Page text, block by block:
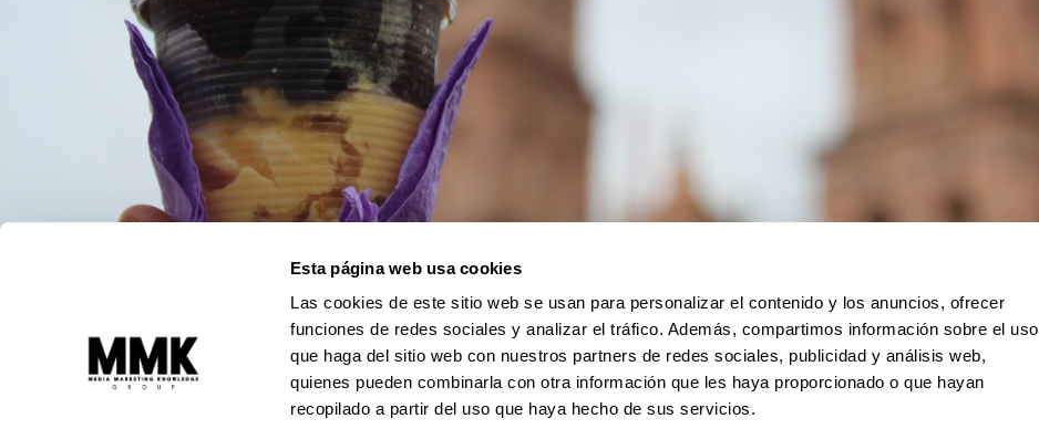
Esta página web usa cookies
Las cookies de este sitio web se usan para personalizar el contenido y los anuncios, ofrecer
funciones de redes sociales y analizar el tráfico. Además, compartimos información sobre el uso
que haga del sitio web con nuestros partners de redes sociales, publicidad y análisis web,
quienes pueden combinarla con otra información que les haya proporcionado o que hayan
recopilado a partir del uso que haya hecho de sus servicios.